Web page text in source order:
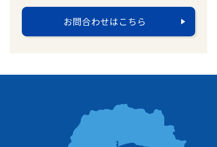
お問合わせはこちら